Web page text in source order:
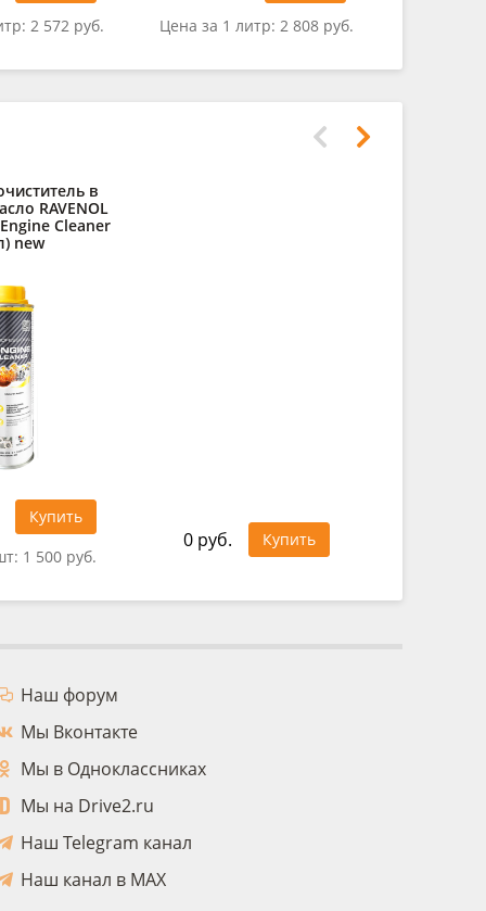
2 572 руб.
Цена за 1 литр: 2 808 руб.
в
RAVENOL
Cleaner
new
Купить
1 500 руб.
0 руб. Купить
Наш форум
Мы Вконтакте
Мы в Одноклассниках
Мы на Drive2.ru
Наш Telegram канал
Наш канал в MAX